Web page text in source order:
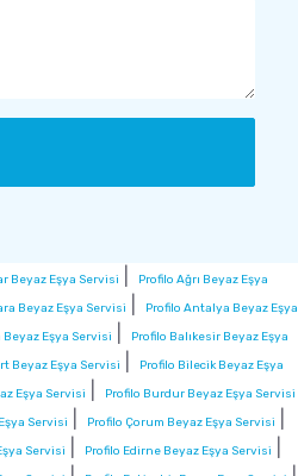
Beyaz Eşya Servisi
Profilo Ağrı Beyaz Eşya
Beyaz Eşya Servisi
Profilo Antalya Beyaz Eşya
Beyaz Eşya Servisi
Profilo Balıkesir Beyaz Eşya
Beyaz Eşya Servisi
Profilo Bilecik Beyaz Eşya
Eşya Servisi Profilo Burdur Beyaz Eşya Servisi
Servisi Profilo Çorum Beyaz Eşya Servisi
Servisi Profilo Edirne Beyaz Eşya Servisi